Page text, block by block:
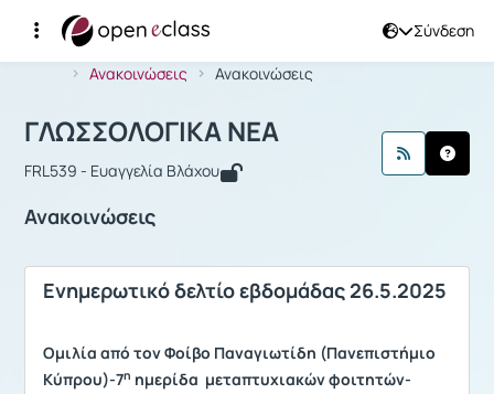
Σύνδεση
Αρχική Σελίδα
Ανακοινώσεις
Ανακοινώσεις
Μάθημα : ΓΛΩΣΣΟΛΟΓΙΚΑ ΝΕΑ
ΓΛΩΣΣΟΛΟΓΙΚΑ ΝΕΑ
FRL539 - Ευαγγελία Βλάχου
Ανακοινώσεις
Ενημερωτικό δελτίο εβδομάδας 26.5.2025
Ομιλία από τον Φοίβο Παναγιωτίδη (Πανεπιστήμιο
Κύπρου)-7η ημερίδα μεταπτυχιακών φοιτητών-